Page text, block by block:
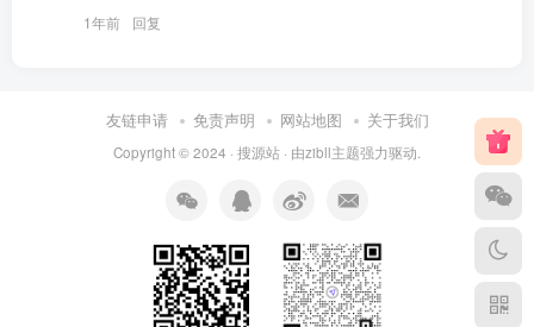
1年前 回复
友链申请 免责声明 网站地图 关于我们
Copyright © 2024 · 搜源站 · 由zibll主题强力驱动.